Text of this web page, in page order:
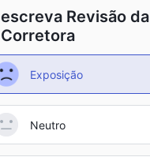
escreva Revisão da
Corretora
Exposição
Neutro